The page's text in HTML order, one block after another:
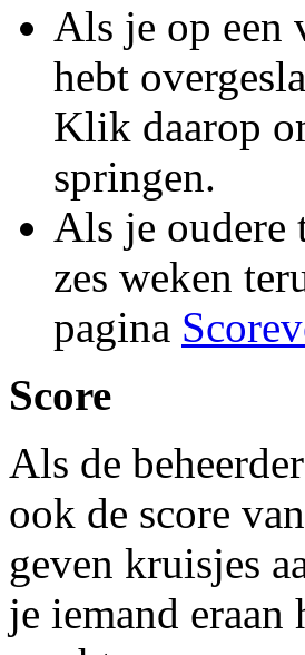
Als je op een
hebt
Klik daarop
springen.
Als je oudere
zes weken
pagina
Score
Als de
ook de score
geven kruisjes
je iemand eraan